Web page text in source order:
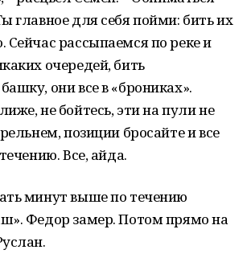
главное для себя пойми: бить их
рассыпаемся по реке и
очередей, бить
они все в «брониках».
не бойтесь, эти на пули не
позиции бросайте и все
Все, айда.
минут выше по течению
Федор замер. Потом прямо на